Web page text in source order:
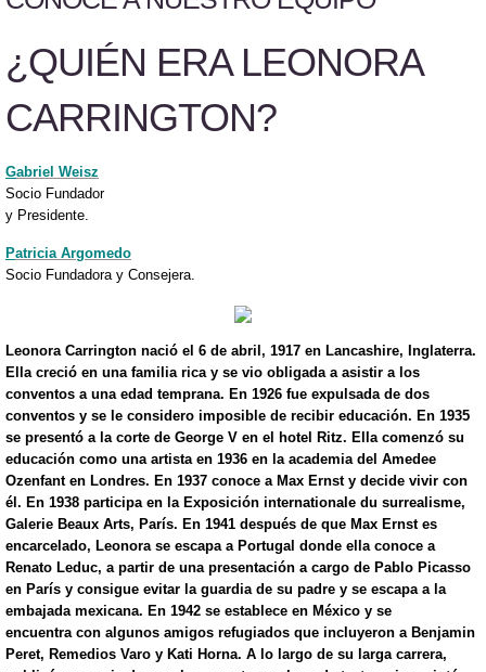
¿QUIÉN ERA LEONORA
CARRINGTON?
Gabriel Weisz
Socio Fundador
y Presidente.
Patricia Argomedo
Socio Fundadora y Consejera.
Leonora Carrington nació el 6 de abril, 1917 en Lancashire, Inglaterra.
Ella creció en una familia rica y se vio obligada a asistir a los
conventos a una edad temprana. En 1926 fue expulsada de dos
conventos y se le considero imposible de recibir educación. En 1935
se presentó a la corte de George V en el hotel Ritz. Ella comenzó su
educación como una artista en 1936 en la academia del Amedee
Ozenfant en Londres. En 1937 conoce a Max Ernst y decide vivir con
él. En 1938 participa en la Exposición internationale du surrealisme,
Galerie Beaux Arts, París. En 1941 después de que Max Ernst es
encarcelado, Leonora se escapa a Portugal donde ella conoce a
Renato Leduc, a partir de una presentación a cargo de Pablo Picasso
en París y consigue evitar la guardia de su padre y se escapa a la
embajada mexicana. En 1942 se establece en México y se
encuentra con algunos amigos refugiados que incluyeron a Benjamin
Peret, Remedios Varo y Kati Horna. A lo largo de su larga carrera,